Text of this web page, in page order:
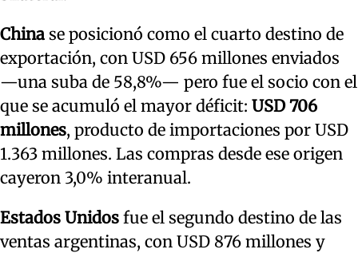
China se posicionó como el cuarto destino de
exportación, con USD 656 millones enviados
—una suba de 58,8%— pero fue el socio con el
que se acumuló el mayor déficit: USD 706
millones, producto de importaciones por USD
1.363 millones. Las compras desde ese origen
cayeron 3,0% interanual.
Estados Unidos fue el segundo destino de las
ventas argentinas, con USD 876 millones y